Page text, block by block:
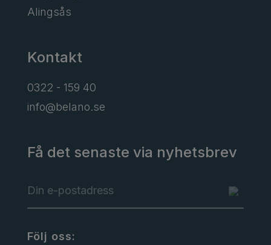
Alingsås
Kontakt
0322 - 159 40
info@belano.se
Få det senaste via nyhetsbrev
Följ oss: